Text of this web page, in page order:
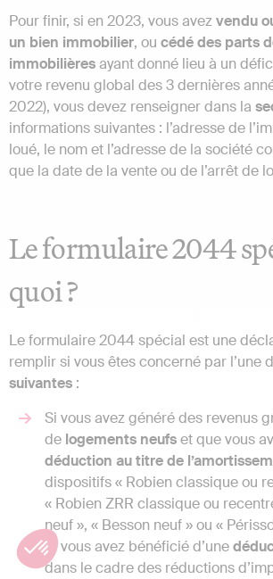
Pour finir, si en 2023, vous avezvendu
un bien immobilier, ou cédé des parts
immobilièresayant donné lieu à un
votre revenu global des 3 dernières
2022), vous devez renseigner dans la
informations suivantes : l’adresse de
loué, le nom et l’adresse de la société
que la date de la vente ou de l’arrêt de
Le formulaire 2044
quoi ?
Le formulaire 2044 spécial est une
remplir si vous êtes concerné par l’une
suivantes :
Si vous avez généré des revenus
de logements neufset que vous
déduction au titre de
dispositifs « Robien classique ou
« Robien ZRR classique ou
neuf », « Besson neuf » ou «
Si vous avez bénéficié d’une
dans le cadre des réductions